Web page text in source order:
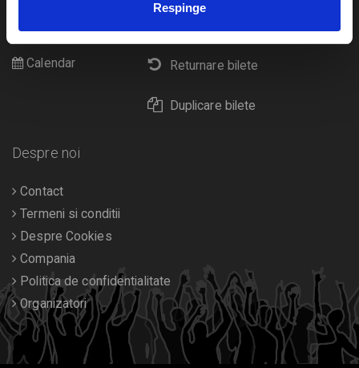
Respinge
Returnare bilete
Duplicare bilete
Diverse
Calendar
Despre noi
Contact
Termeni si conditii
Despre Cookies
Compania
Politica de confidentialitate
Organizatori